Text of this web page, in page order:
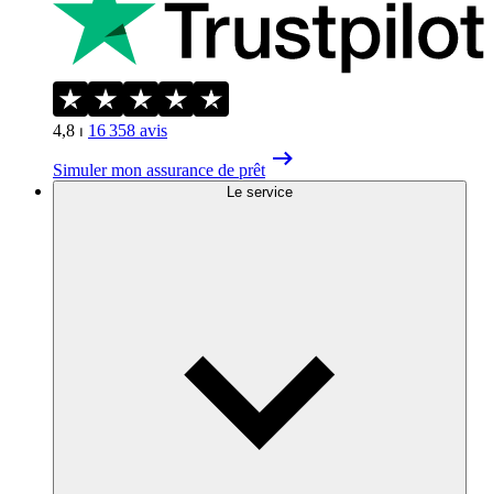
4,8 ⏐ 16 358 avis
Simuler mon assurance de prêt
Le service